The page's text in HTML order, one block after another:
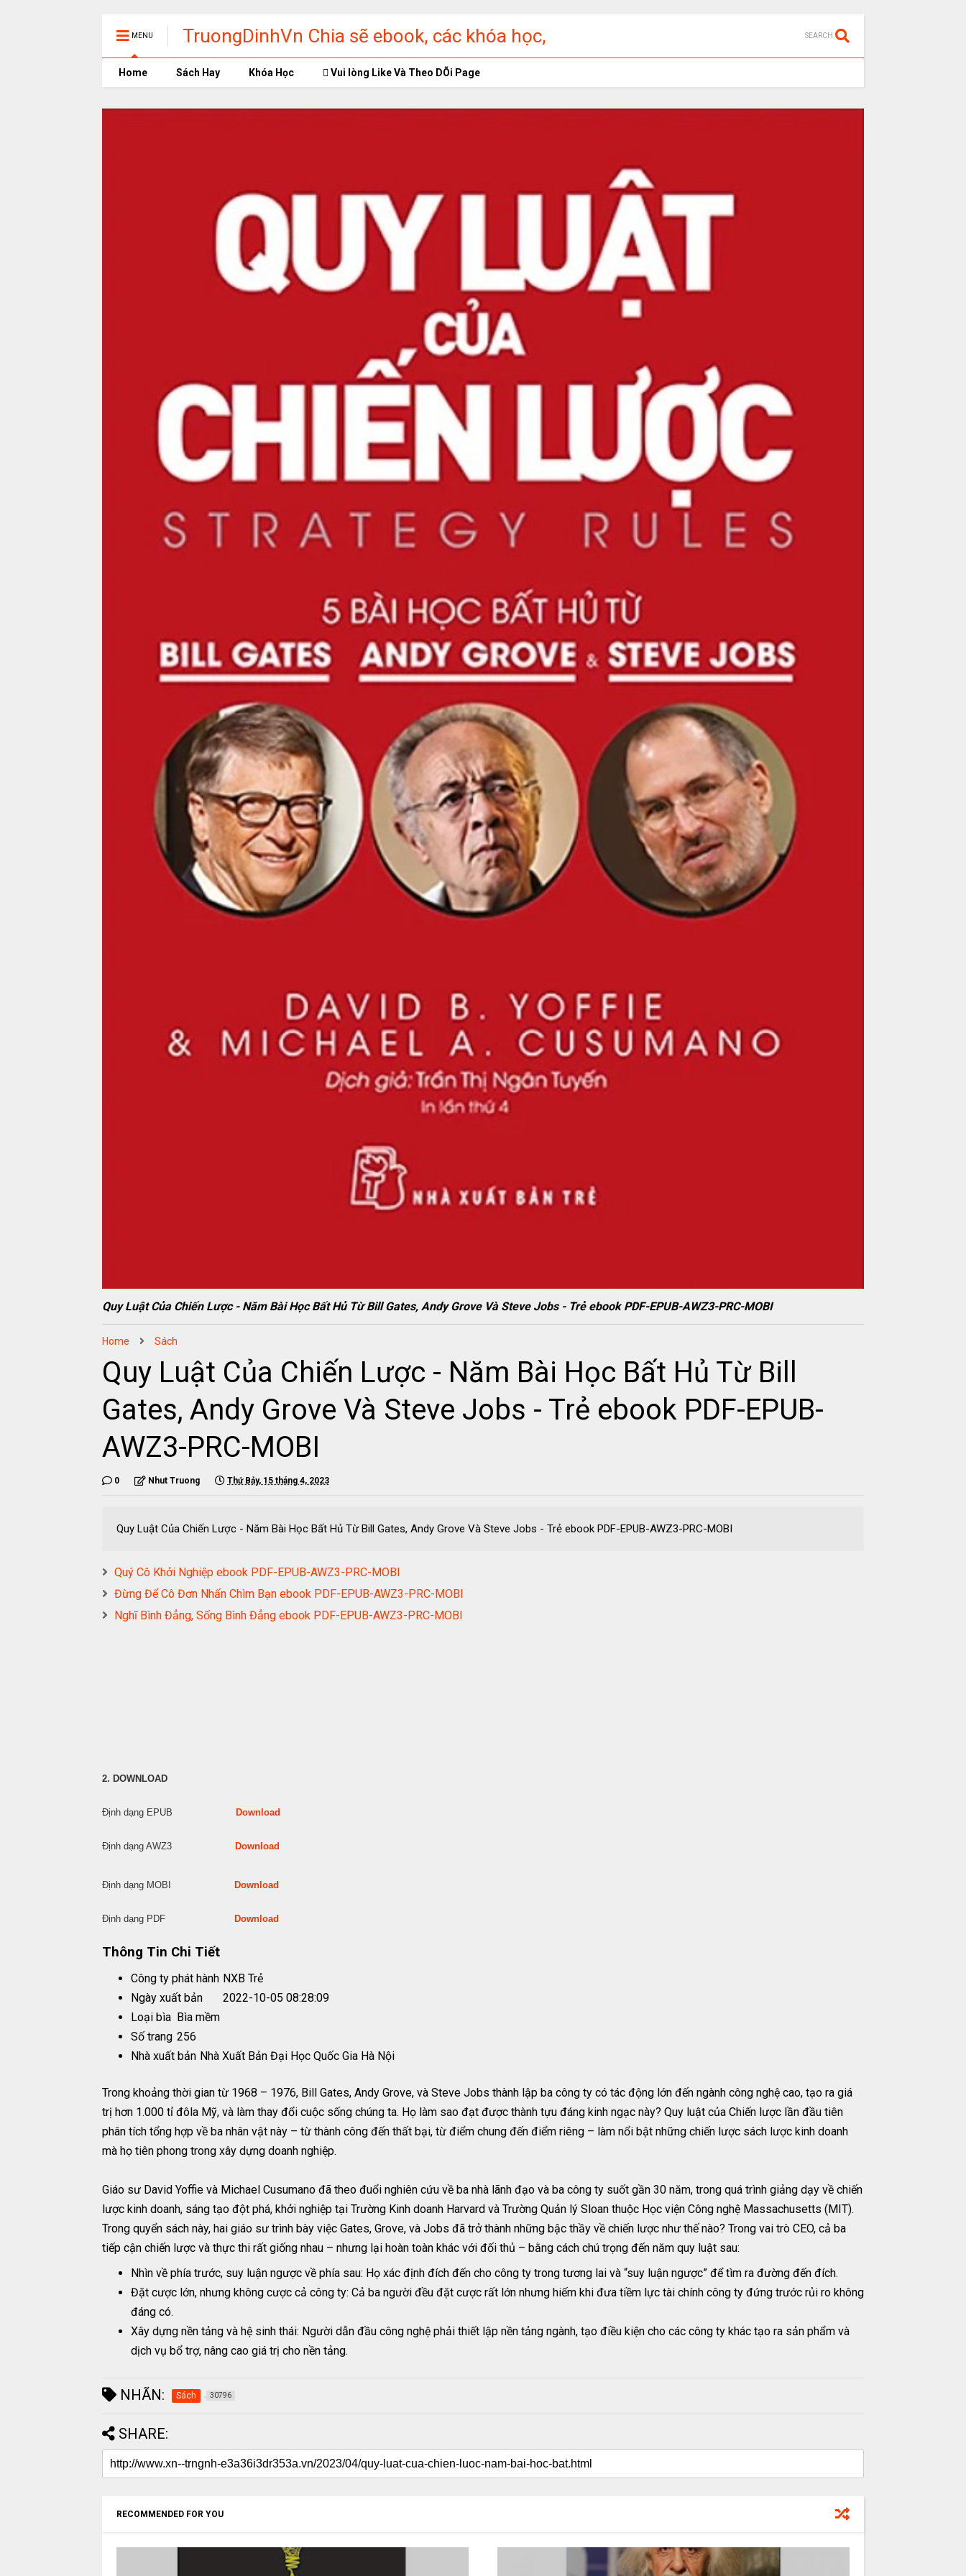
MENU
TruongDinhVn Chia sẽ ebook, các khóa học,
phần mềm học tập miễn phí
SEARCH
Home Sách Hay Khóa Học Vui lòng Like Và Theo DÕi Page
Quy Luật Của Chiến Lược - Năm Bài Học Bất Hủ Từ Bill Gates, Andy Grove Và Steve Jobs - Trẻ ebook PDF-EPUB-AWZ3-PRC-MOBI
Home Sách
Quy Luật Của Chiến Lược - Năm Bài Học Bất Hủ Từ Bill
Gates, Andy Grove Và Steve Jobs - Trẻ ebook PDF-EPUB-
AWZ3-PRC-MOBI
0 Nhut Truong Thứ Bảy, 15 tháng 4, 2023
Quy Luật Của Chiến Lược - Năm Bài Học Bất Hủ Từ Bill Gates, Andy Grove Và Steve Jobs - Trẻ ebook PDF-EPUB-AWZ3-PRC-MOBI
Quý Cô Khởi Nghiệp ebook PDF-EPUB-AWZ3-PRC-MOBI
Đừng Để Cô Đơn Nhấn Chìm Bạn ebook PDF-EPUB-AWZ3-PRC-MOBI
Nghĩ Bình Đẳng, Sống Bình Đẳng ebook PDF-EPUB-AWZ3-PRC-MOBI
2. DOWNLOAD
Định dạng EPUB Download
Định dạng AWZ3 Download
Định dạng MOBI Download
Định dạng PDF Download
Thông Tin Chi Tiết
Công ty phát hành NXB Trẻ
Ngày xuất bản
2022-10-05 08:28:09
Loại bìa Bìa mềm
Số trang 256
Nhà xuất bản Nhà Xuất Bản Đại Học Quốc Gia Hà Nội
Trong khoảng thời gian từ 1968 – 1976, Bill Gates, Andy Grove, và Steve Jobs thành lập ba công ty có tác động lớn đến ngành công nghệ cao, tạo ra giá
trị hơn 1.000 tỉ đôla Mỹ, và làm thay đổi cuộc sống chúng ta. Họ làm sao đạt được thành tựu đáng kinh ngạc này? Quy luật của Chiến lược lần đầu tiên
phân tích tổng hợp về ba nhân vật này – từ thành công đến thất bại, từ điểm chung đến điểm riêng – làm nổi bật những chiến lược sách lược kinh doanh
mà họ tiên phong trong xây dựng doanh nghiệp.
Giáo sư David Yoffie và Michael Cusumano đã theo đuổi nghiên cứu về ba nhà lãnh đạo và ba công ty suốt gần 30 năm, trong quá trình giảng dạy về chiến
lược kinh doanh, sáng tạo đột phá, khởi nghiệp tại Trường Kinh doanh Harvard và Trường Quản lý Sloan thuộc Học viện Công nghệ Massachusetts (MIT).
Trong quyển sách này, hai giáo sư trình bày việc Gates, Grove, và Jobs đã trở thành những bậc thầy về chiến lược như thế nào? Trong vai trò CEO, cả ba
tiếp cận chiến lược và thực thi rất giống nhau – nhưng lại hoàn toàn khác với đối thủ – bằng cách chú trọng đến năm quy luật sau:
Nhìn về phía trước, suy luận ngược về phía sau: Họ xác định đích đến cho công ty trong tương lai và “suy luận ngược” để tìm ra đường đến đích.
Đặt cược lớn, nhưng không cược cả công ty: Cả ba người đều đặt cược rất lớn nhưng hiếm khi đưa tiềm lực tài chính công ty đứng trước rủi ro không
đáng có.
Xây dựng nền tảng và hệ sinh thái: Người dẫn đầu công nghệ phải thiết lập nền tảng ngành, tạo điều kiện cho các công ty khác tạo ra sản phẩm và
dịch vụ bổ trợ, nâng cao giá trị cho nền tảng.
NHÃN: Sách 30796
SHARE:
RECOMMENDED FOR YOU